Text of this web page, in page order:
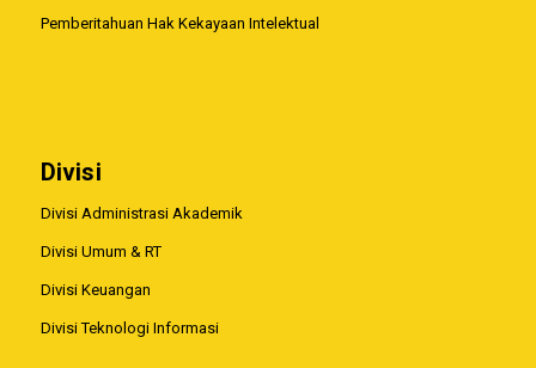
Pemberitahuan Hak Kekayaan Intelektual
Divisi
Divisi Administrasi Akademik
Divisi Umum & RT
Divisi Keuangan
Divisi Teknologi Informasi